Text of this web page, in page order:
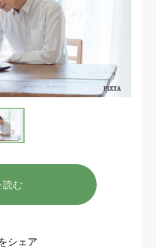
読む
シェア